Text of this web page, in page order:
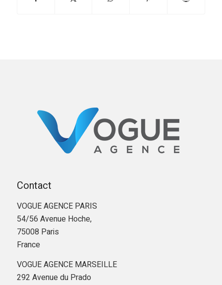
Contact
VOGUE AGENCE PARIS
54/56 Avenue Hoche,
75008 Paris
France
VOGUE AGENCE MARSEILLE
292 Avenue du Prado